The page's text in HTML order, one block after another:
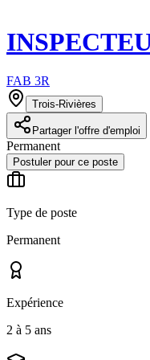
FAB 3R
Trois-Rivières
Partager l'offre d'emploi
Permanent
Postuler pour ce poste
Type de poste
Permanent
Expérience
2 à 5 ans